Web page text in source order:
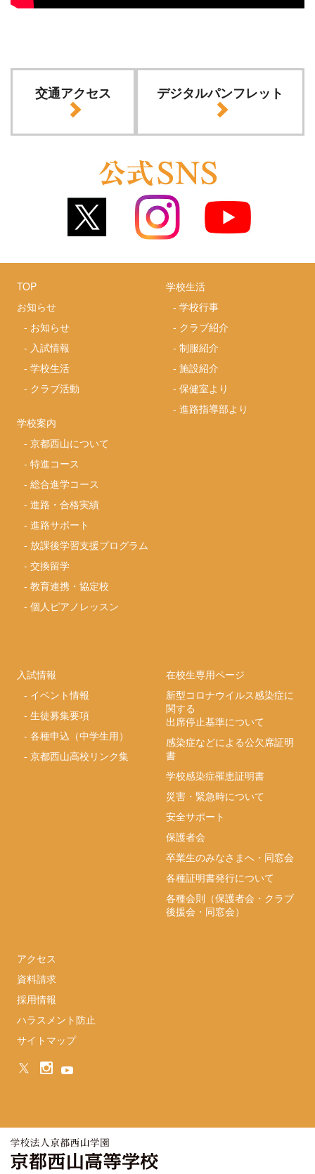
交通アクセス デジタルパンフレット
TOP
お知らせ
- お知らせ
- 入試情報
-学校生活
- クラブ活動
学校案内
-京都西山について
-特進コース
-総合進学コース
-進路・合格実績
-進路サポート
- 放課後学習支援プログラム
-交換留学
-教育連携・協定校
-個人ピアノレッスン
学校生活
-学校行事
- クラブ紹介
-制服紹介
-施設紹介
-保健室より
-進路指導部より
入試情報
- イベント情報
-生徒募集要項
-各種申込（中学生用）
-京都西山高校リンク集
在校生専用ページ
新型コロナウイルス感染症に
関する
出席停止基準について
感染症などによる公欠席証明
書
学校感染症罹患証明書
災害・緊急時について
安全サポート
保護者会
卒業生のみなさまへ・同窓会
各種証明書発行について
各種会則（保護者会・クラブ
後援会・同窓会）
アクセス
資料請求
採用情報
ハラスメント防止
サイトマップ